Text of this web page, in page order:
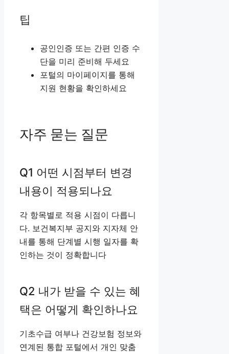
팁
공인인증 또는 간편 인증 수
단을 미리 준비해 두세요
포털의 마이페이지를 통해
지원 현황을 확인하세요
자주 묻는 질문
Q1 어떤 시점부터 변경
내용이 적용되나요
각 항목별로 적용 시점이 다릅니
다. 보건복지부 공지와 지자체 안
내를 통해 단계별 시행 일자를 확
인하는 것이 정확합니다
Q2 내가 받을 수 있는 혜
택은 어떻게 확인하나요
기초수급 여부나 건강보험 정보와
연계된 통합 포털에서 개인 맞춤